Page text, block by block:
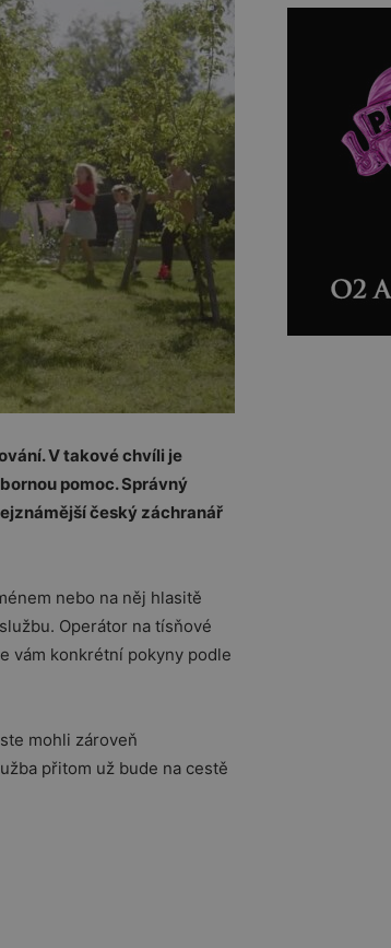
V takové chvíli je
pomoc. Správný
český záchranář
nebo na něj hlasitě
Operátor na tísňové
vám konkrétní pokyny podle
mohli zároveň
přitom už bude na cestě